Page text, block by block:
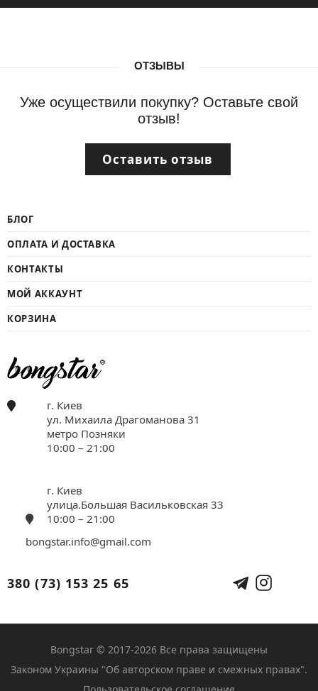
ОТЗЫВЫ
Уже осуществили покупку? Оставьте свой
отзыв!
Оставить отзыв
БЛОГ
ОПЛАТА И ДОСТАВКА
КОНТАКТЫ
МОЙ АККАУНТ
КОРЗИНА
г. Киев
ул. Михаила Драгоманова 31
метро Позняки
10:00 – 21:00
г. Киев
улица.Большая Васильковская 33
10:00 – 21:00
bongstar.info@gmail.com
380 (73) 153 25 65
Bongstar © 2017-2026 Все права защищены
Законом Украины "Об авторском праве и смежных правах".